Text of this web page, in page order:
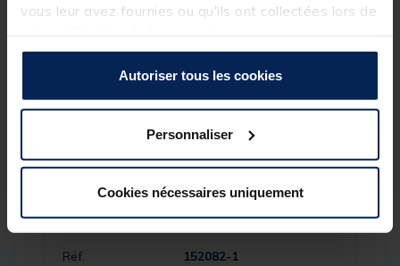
vous leur avez fournies ou qu'ils ont collectées lors de
Autoriser tous les cookies
Personnaliser
Cookies nécessaires uniquement
Longueur : 2.13m
Ligne : 5-12lb
Action : Extra Fast
Spécifications
Réf.
152082-1